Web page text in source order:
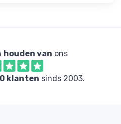
houden van ons
klanten sinds 2003.